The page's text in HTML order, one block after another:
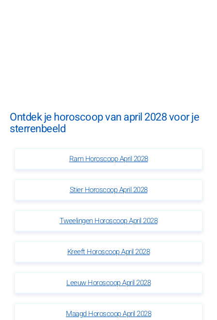
Ontdek je horoscoop van april 2028 voor je
sterrenbeeld
Ram Horoscoop April 2028
Stier Horoscoop April 2028
Tweelingen Horoscoop April 2028
Kreeft Horoscoop April 2028
Leeuw Horoscoop April 2028
Maagd Horoscoop April 2028